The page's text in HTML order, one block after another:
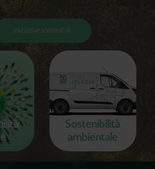
iniziative sostenibili
Sostenibilità
ambientale